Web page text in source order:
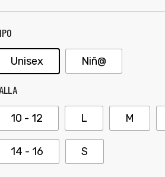
Unisex Niñ@
10 - 12 L M
14 - 16 S